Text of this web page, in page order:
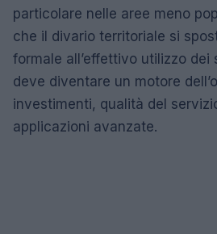
particolare nelle aree meno
che il divario territoriale si
formale all’effettivo utilizzo dei
deve diventare un motore
investimenti, qualità del
applicazioni avanzate.